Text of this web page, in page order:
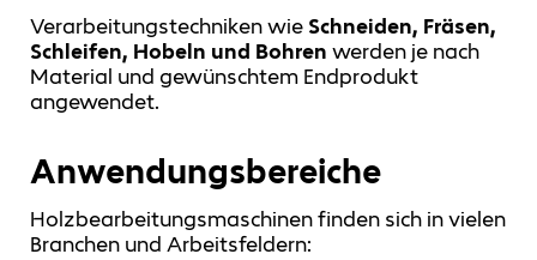
Verarbeitungstechniken wie Schneiden, Fräsen,
Schleifen, Hobeln und Bohren werden je nach
Material und gewünschtem Endprodukt
angewendet.
Anwendungsbereiche
Holzbearbeitungsmaschinen finden sich in vielen
Branchen und Arbeitsfeldern: